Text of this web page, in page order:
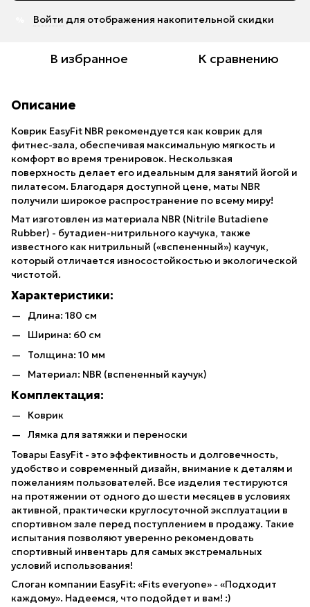
Войти для отображения накопительной скидки
В избранное К сравнению
Описание
Коврик EasyFit NBR рекомендуется как коврик для
фитнес-зала, обеспечивая максимальную мягкость и
комфорт во время тренировок. Нескользкая
поверхность делает его идеальным для занятий йогой и
пилатесом. Благодаря доступной цене, маты NBR
получили широкое распространение по всему миру!
Мат изготовлен из материала NBR (Nitrile Butadiene
Rubber) - бутадиен-нитрильного каучука, также
известного как нитрильный («вспененный») каучук,
который отличается износостойкостью и экологической
чистотой.
Характеристики:
Длина: 180 см
Ширина: 60 см
Толщина: 10 мм
Материал: NBR (вспененный каучук)
Комплектация:
Коврик
Лямка для затяжки и переноски
Товары EasyFit - это эффективность и долговечность,
удобство и современный дизайн, внимание к деталям и
пожеланиям пользователей. Все изделия тестируются
на протяжении от одного до шести месяцев в условиях
активной, практически круглосуточной эксплуатации в
спортивном зале перед поступлением в продажу. Такие
испытания позволяют уверенно рекомендовать
спортивный инвентарь для самых экстремальных
условий использования!
Слоган компании EasyFit: «Fits everyone» - «Подходит
каждому». Надеемся, что подойдет и вам! :)